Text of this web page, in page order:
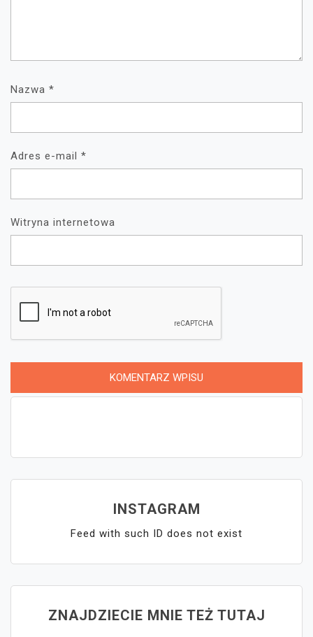
Nazwa *
Adres e-mail *
Witryna internetowa
INSTAGRAM
Feed with such ID does not exist
ZNAJDZIECIE MNIE TEŻ TUTAJ